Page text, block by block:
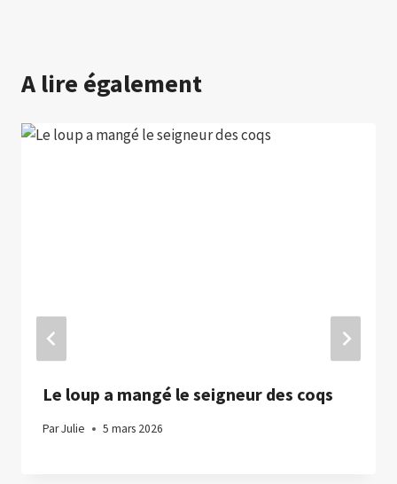
A lire également
Le loup a mangé le seigneur des coqs
ParJulie 5 mars 2026